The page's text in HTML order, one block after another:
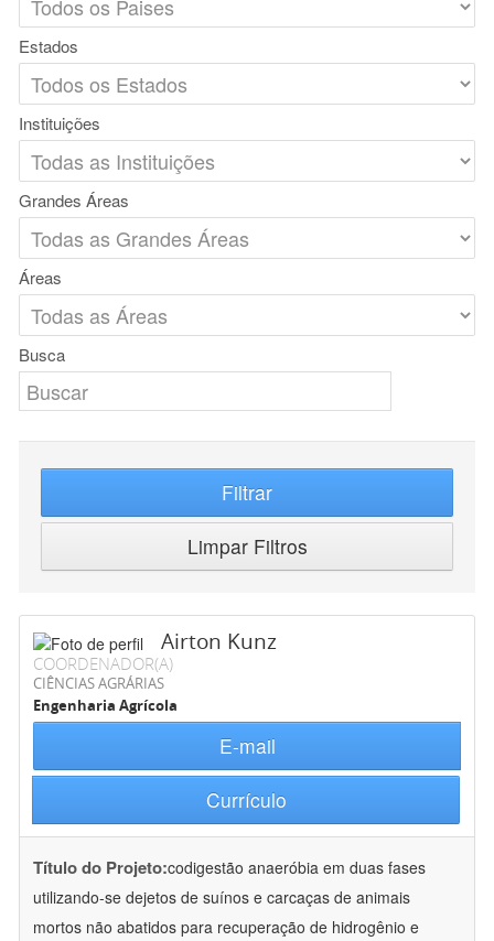
Estados
Instituições
Grandes Áreas
Áreas
Busca
Filtrar
Limpar Filtros
Airton Kunz
COORDENADOR(A)
CIÊNCIAS AGRÁRIAS
Engenharia Agrícola
E-mail
Currículo
Título do Projeto:codigestão anaeróbia em duas fases
utilizando-se dejetos de suínos e carcaças de animais
mortos não abatidos para recuperação de hidrogênio e